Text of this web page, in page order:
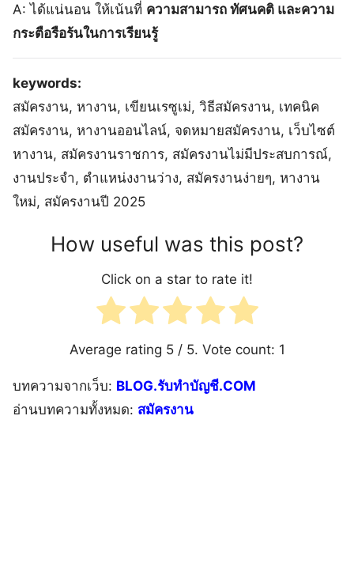
A: ได้แน่นอน ให้เน้นที่ ความสามารถ ทัศนคติ และความ
กระตือรือร้นในการเรียนรู้
keywords:
สมัครงาน, หางาน, เขียนเรซูเม่, วิธีสมัครงาน, เทคนิค
สมัครงาน, หางานออนไลน์, จดหมายสมัครงาน, เว็บไซต์
หางาน, สมัครงานราชการ, สมัครงานไม่มีประสบการณ์,
งานประจำ, ตำแหน่งงานว่าง, สมัครงานง่ายๆ, หางาน
ใหม่, สมัครงานปี 2025
How useful was this post?
Click on a star to rate it!
Average rating 5/ 5. Vote count: 1
บทความจากเว็บ: BLOG.รับทำบัญชี.COM
อ่านบทความทั้งหมด: สมัครงาน